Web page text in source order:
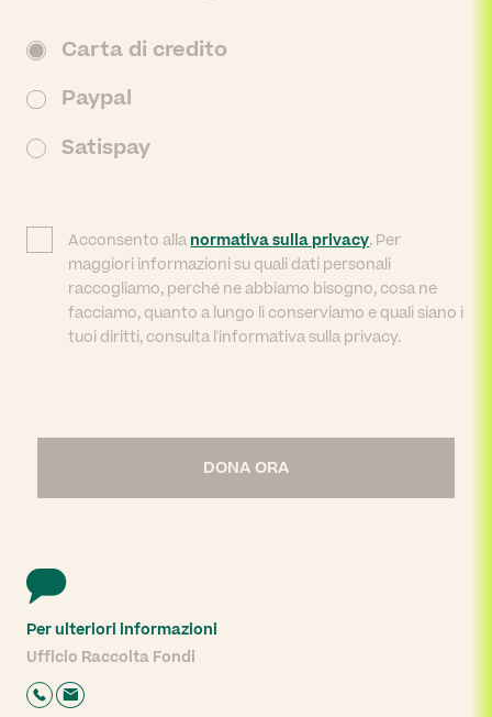
Carta di credito
Paypal
Satispay
Acconsento alla normativa sulla privacy. Per
maggiori informazioni su quali dati personali
raccogliamo, perché ne abbiamo bisogno, cosa ne
facciamo, quanto a lungo li conserviamo e quali siano i
tuoi diritti, consulta l'informativa sulla privacy.
DONA ORA
Per ulteriori informazioni
Ufficio Raccolta Fondi